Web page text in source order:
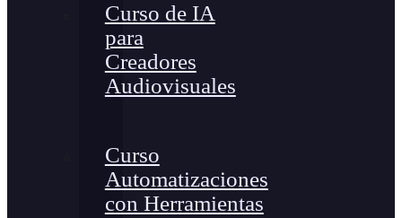
Curso de IA
para
Creadores
Audiovisuales
Curso
Automatizaciones
con Herramientas